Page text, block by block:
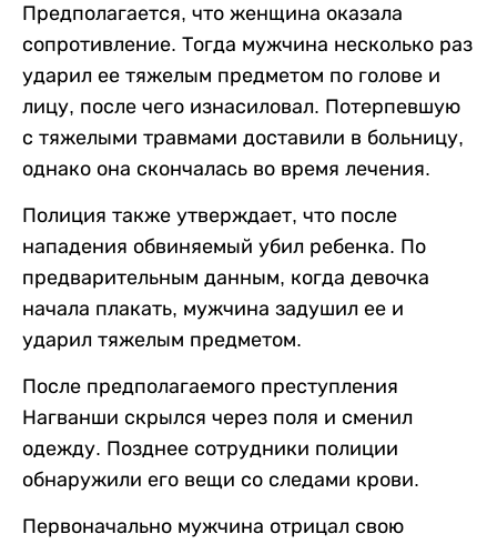
Предполагается, что женщина оказала
сопротивление. Тогда мужчина несколько раз
ударил ее тяжелым предметом по голове и
лицу, после чего изнасиловал. Потерпевшую
с тяжелыми травмами доставили в больницу,
однако она скончалась во время лечения.
Полиция также утверждает, что после
нападения обвиняемый убил ребенка. По
предварительным данным, когда девочка
начала плакать, мужчина задушил ее и
ударил тяжелым предметом.
После предполагаемого преступления
Нагванши скрылся через поля и сменил
одежду. Позднее сотрудники полиции
обнаружили его вещи со следами крови.
Первоначально мужчина отрицал свою